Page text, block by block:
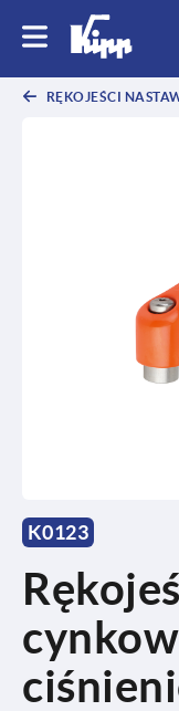
RĘKOJEŚCI
K0123